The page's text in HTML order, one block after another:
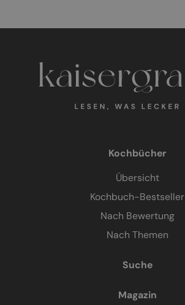
Kochbücher
Übersicht
Kochbuch-Bestseller
Nach Bewertung
Nach Themen
Suche
Magazin